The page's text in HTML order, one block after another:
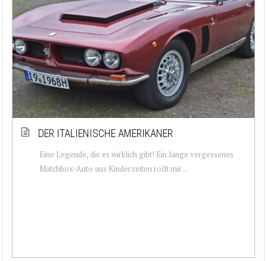
DER ITALIENISCHE AMERIKANER
Eine Legende, die es wirklich gibt! Ein lange vergessenes
Matchbox-Auto aus Kinderzeiten rollt mir ...